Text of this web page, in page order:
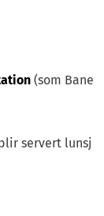
(som Bane
servert lunsj